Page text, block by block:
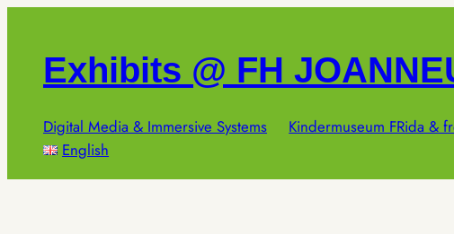
springenExhibits @ FH
Digital Media & Immersive Systems Kindermuseum FRida &
English